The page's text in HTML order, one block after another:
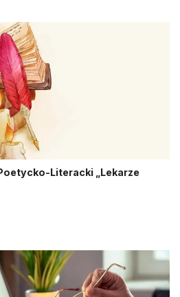
Literacki „Lekarze